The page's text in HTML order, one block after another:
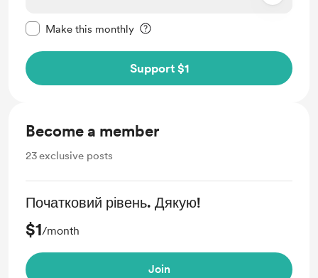
Make this monthly
Support $1
Become a member
23exclusive posts
Початковий рівень. Дякую!
$1/month
Join